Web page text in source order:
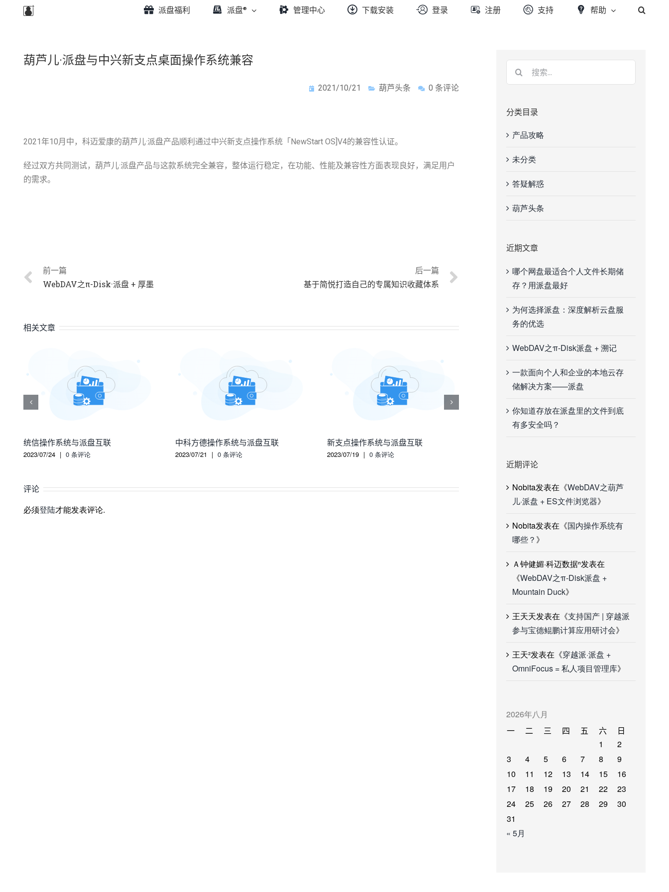
派盘福利 派盘® 管理中心 下载安装 登录 注册 支持 帮助
葫芦儿·派盘与中兴新支点桌面操作系统兼容
2021/10/21 葫芦头条 0 条评论
2021年10月中，科迈爱康的葫芦儿·派盘产品顺利通过中兴新支点操作系统「NewStart OS]V4的兼容性认证。
经过双方共同测试，葫芦儿·派盘产品与这款系统完全兼容，整体运行稳定，在功能、性能及兼容性方面表现良好，满足用户
的需求。
前一篇
WebDAV之π-Disk·派盘 + 厚墨
后一篇
基于简悦打造自己的专属知识收藏体系
相关文章
统信操作系统与派盘互联
2023/07/24 | 0 条评论
中科方德操作系统与派盘互联
2023/07/21 | 0 条评论
新支点操作系统与派盘互联
2023/07/19 | 0 条评论
评论
必须登陆才能发表评论.
分类目录
产品攻略
未分类
答疑解惑
葫芦头条
近期文章
哪个网盘最适合个人文件长期储
存？用派盘最好
为何选择派盘：深度解析云盘服
务的优选
WebDAV之π-Disk派盘 + 溯记
一款面向个人和企业的本地云存
储解决方案——派盘
你知道存放在派盘里的文件到底
有多安全吗？
近期评论
Nobita发表在《WebDAV之葫芦
儿·派盘 + ES文件浏览器》
Nobita发表在《国内操作系统有
哪些？ 》
Ａ钟健媚·科迈数据ⁿ发表在
《WebDAV之π-Disk派盘 +
Mountain Duck》
王天天发表在《支持国产 | 穿越派
参与宝德鲲鹏计算应用研讨会》
王天²发表在《穿越派·派盘 +
OmniFocus = 私人项目管理库》
2026年八月
一 二 三 四 五 六 日
1
2
3
4 5 6 7 8
9
10
11 12 13 14 15
16
17
18 19 20 21 22
23
24
25 26 27 28 29
30
31
« 5月